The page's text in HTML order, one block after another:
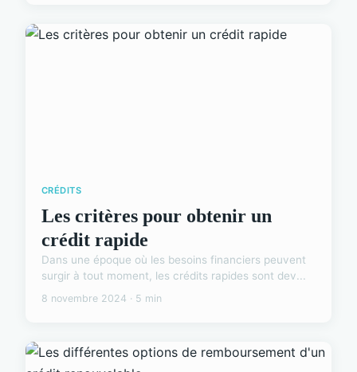
CRÉDITS
Les critères pour obtenir un
crédit rapide
Dans une époque où les besoins financiers peuvent
surgir à tout moment, les crédits rapides sont dev...
8 novembre 2024 · 5 min